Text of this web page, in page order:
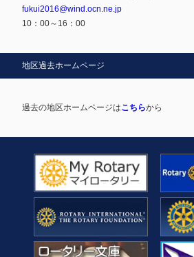
fukui2016@wind.ocn.ne.jp
10：00～16：00
地区過去ホームページ
過去の地区ホームページはこちらから